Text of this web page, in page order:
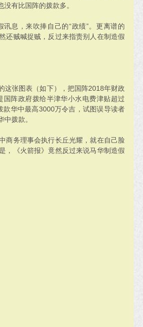
有比国阵的拨款多。
息，来吹捧自己的“政绩”。更离谱的
还贼喊捉贼，反过来指责别人在制造假
这张图表（如下），把国阵2018年财政
阵政府拨给半津华小水电费津贴超过
华中最高3000万令吉，试图误导读者
拨款。
商务理事会执行长丘光耀，就在自己脸
，《火箭报》竟然反过来说马华制造假